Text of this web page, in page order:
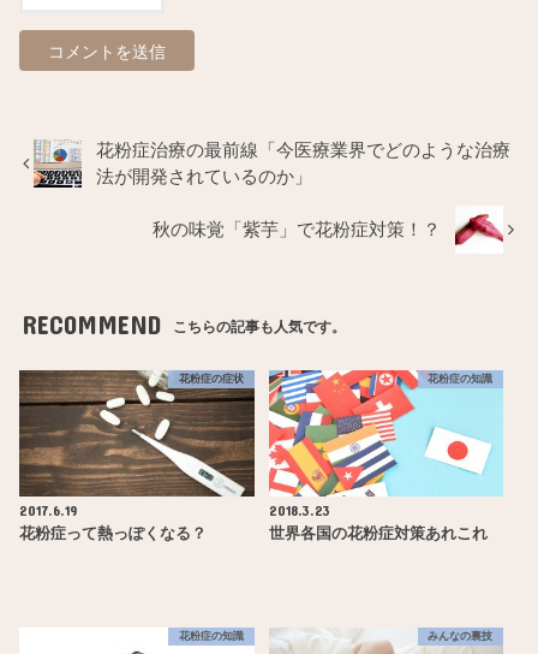
花粉症治療の最前線「今医療業界でどのような治療
法が開発されているのか」
秋の味覚「紫芋」で花粉症対策！？
RECOMMEND こちらの記事も人気です。
花粉症の症状
2017.6.19
花粉症って熱っぽくなる？
花粉症の知識
2018.3.23
世界各国の花粉症対策あれこれ
花粉症の知識 みんなの裏技